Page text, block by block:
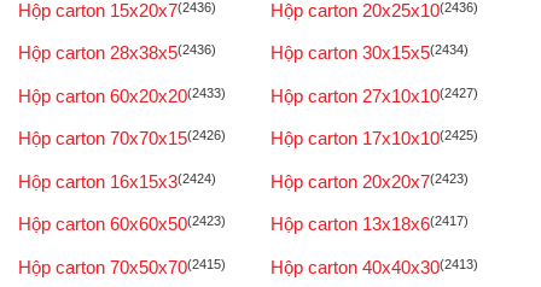
Hộp carton 15x20x7(2436) Hộp carton 20x25x10(2436)
Hộp carton 28x38x5(2436) Hộp carton 30x15x5(2434)
Hộp carton 60x20x20(2433) Hộp carton 27x10x10(2427)
Hộp carton 70x70x15(2426) Hộp carton 17x10x10(2425)
Hộp carton 16x15x3(2424) Hộp carton 20x20x7(2423)
Hộp carton 60x60x50(2423) Hộp carton 13x18x6(2417)
Hộp carton 70x50x70(2415) Hộp carton 40x40x30(2413)